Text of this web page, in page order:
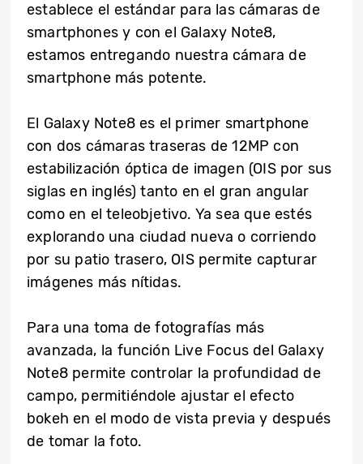
establece el estándar para las cámaras de
smartphones y con el Galaxy Note8,
estamos entregando nuestra cámara de
smartphone más potente.
El Galaxy Note8 es el primer smartphone
con dos cámaras traseras de 12MP con
estabilización óptica de imagen (OIS por sus
siglas en inglés) tanto en el gran angular
como en el teleobjetivo. Ya sea que estés
explorando una ciudad nueva o corriendo
por su patio trasero, OIS permite capturar
imágenes más nítidas.
Para una toma de fotografías más
avanzada, la función Live Focus del Galaxy
Note8 permite controlar la profundidad de
campo, permitiéndole ajustar el efecto
bokeh en el modo de vista previa y después
de tomar la foto.